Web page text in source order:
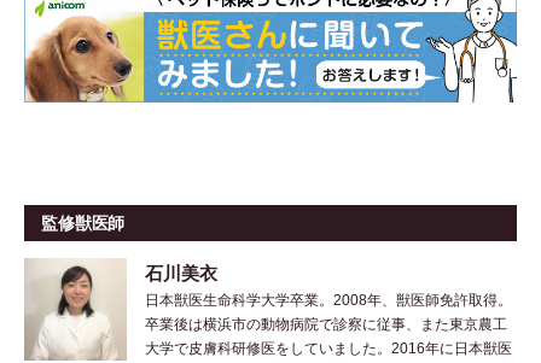
監修獣医師
石川美衣
日本獣医生命科学大学卒業。2008年、獣医師免許取得。
卒業後は横浜市の動物病院で診察に従事、また東京農工
大学で皮膚科研修医をしていました。2016年に日本獣医